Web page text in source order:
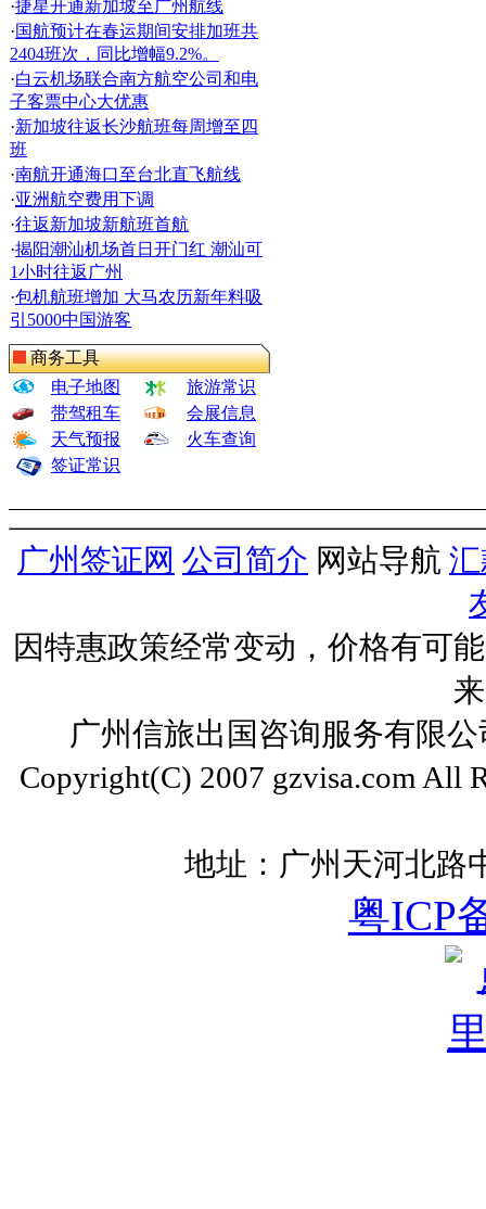
·捷星开通新加坡至广州航线
·国航预计在春运期间安排加班共
2404班次，同比增幅9.2%。
·白云机场联合南方航空公司和电
子客票中心大优惠
·新加坡往返长沙航班每周增至四
班
·南航开通海口至台北直飞航线
·亚洲航空费用下调
·往返新加坡新航班首航
·揭阳潮汕机场首日开门红 潮汕可
1小时往返广州
·包机航班增加 大马农历新年料吸
引5000中国游客
商务工具
电子地图
旅游常识
带驾租车
会展信息
天气预报
火车查询
签证常识
广州签证网 公司简介 网站导航
因特惠政策经常变动，价格有可
广州信旅出国咨询服务有限
Copyright(C) 2007 gzvisa.com All
地址：广州天河北路
粤ICP